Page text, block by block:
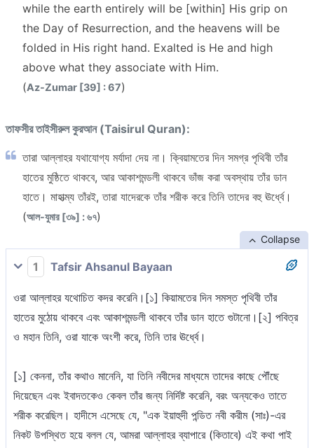
while the earth entirely will be [within] His grip on
the Day of Resurrection, and the heavens will be
folded in His right hand. Exalted is He and high
above what they associate with Him.
(Az-Zumar [39] : 67)
তাফসীর তাইসীরুল কুরআন (Taisirul Quran):
তারা আল্লাহর যথাযোগ্য মর্যাদা দেয় না। ক্বিয়ামতের দিন সমগ্র পৃথিবী তাঁর
হাতের মুষ্ঠিতে থাকবে, আর আকাশমন্ডলী থাকবে ভাঁজ করা অবস্থায় তাঁর ডান
হাতে। মাহাত্ম্য তাঁরই, তারা যাদেরকে তাঁর শরীক করে তিনি তাদের বহু ঊর্ধ্বে।
(আল-যুমার [৩৯] : ৬৭)
Collapse
1 Tafsir Ahsanul Bayaan
ওরা আল্লাহর যথোচিত কদর করেনি।[১] কিয়ামতের দিন সমস্ত পৃথিবী তাঁর
হাতের মুঠোয় থাকবে এবং আকাশমন্ডলী থাকবে তাঁর ডান হাতে গুটানো।[২] পবিত্র
ও মহান তিনি, ওরা যাকে অংশী করে, তিনি তার ঊর্ধ্বে।
[১] কেননা, তাঁর কথাও মানেনি, যা তিনি নবীদের মাধ্যমে তাদের কাছে পৌঁছে
দিয়েছেন এবং ইবাদতকেও কেবল তাঁর জন্য নির্দিষ্ট করেনি, বরং অন্যকেও তাতে
শরীক করেছিল। হাদীসে এসেছে যে, "এক ইয়াহুদী পন্ডিত নবী করীম (সাঃ)-এর
নিকট উপস্থিত হয়ে বলল যে, আমরা আল্লাহর ব্যাপারে (কিতাবে) এই কথা পাই